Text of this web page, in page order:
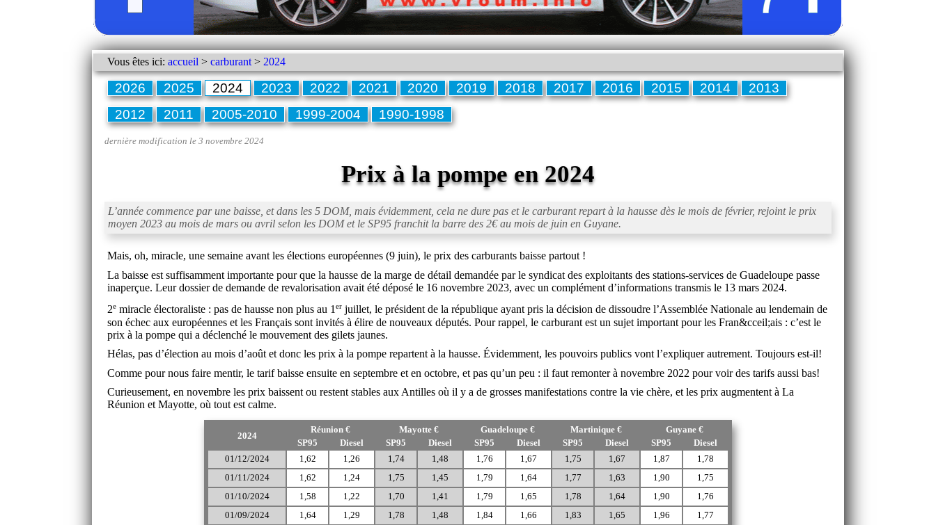
Vous êtes ici: accueil > carburant> 2024
2026 2025 2024 2023 2022 2021 2020 2019 2018 2017 2016 2015 2014
2013
2012
2011 2005-2010 1999-2004 1990-1998
dernière modification le 3 novembre 2024
Prix à la pompe en 2024
L’année commence par une baisse, et dans les 5 DOM, mais évidemment, cela ne dure pas et le carburant repart à la hausse dès le mois de février, rejoint le prix
moyen 2023 au mois de mars ou avril selon les DOM et le SP95 franchit la barre des 2€ au mois de juin en Guyane.
Mais, oh, miracle, une semaine avant les élections européennes (9 juin), le prix des carburants baisse partout !
La baisse est suffisamment importante pour que la hausse de la marge de détail demandée par le syndicat des exploitants des stations-services de Guadeloupe passe
inaperçue. Leur dossier de demande de revalorisation avait été déposé le 16 novembre 2023, avec un complément d’informations transmis le 13 mars 2024.
2emiracle électoraliste : pas de hausse non plus au 1erjuillet, le président de la république ayant pris la décision de dissoudre l’Assemblée Nationale au lendemain de
son échec aux européennes et les Français sont invités à élire de nouveaux députés. Pour rappel, le carburant est un sujet important pour les Fran&cceil;ais : c’est le
prix à la pompe qui a déclenché le mouvement des gilets jaunes.
Hélas, pas d’élection au mois d’août et donc les prix à la pompe repartent à la hausse. Évidemment, les pouvoirs publics vont l’expliquer autrement. Toujours est-il!
Comme pour nous faire mentir, le tarif baisse ensuite en septembre et en octobre, et pas qu’un peu : il faut remonter à novembre 2022 pour voir des tarifs aussi bas!
Curieusement, en novembre les prix baissent ou restent stables aux Antilles où il y a de grosses manifestations contre la vie chère, et les prix augmentent à La
Réunion et Mayotte, où tout est calme.
2024
Réunion € Mayotte € Guadeloupe € Martinique €
Guyane €
SP95
Diesel SP95 Diesel SP95 Diesel SP95 Diesel SP95
Diesel
01/12/2024
1,62 1,26 1,74 1,48 1,76 1,67 1,75 1,67 1,87
1,78
01/11/2024
1,62 1,24 1,75 1,45 1,79 1,64 1,77 1,63 1,90
1,75
01/10/2024
1,58 1,22 1,70 1,41 1,79 1,65 1,78 1,64 1,90
1,76
01/09/2024
1,64 1,29 1,78 1,48 1,84 1,66 1,83 1,65 1,96
1,77